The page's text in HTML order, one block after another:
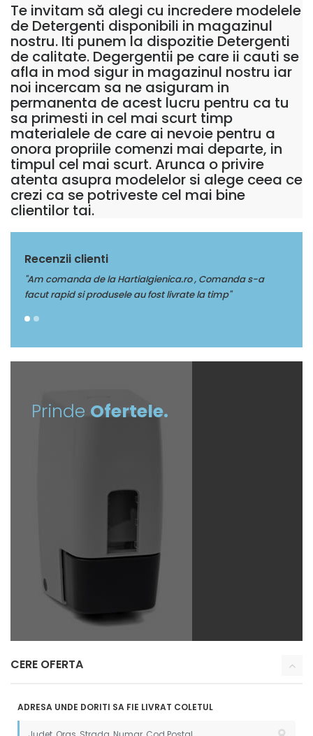
Te invitam să alegi cu incredere modelele
de Detergenti disponibili in magazinul
nostru. Iti punem la dispozitie Detergenti
de calitate. Degergentii pe care ii cauti se
afla in mod sigur in magazinul nostru iar
noi incercam sa ne asiguram in
permanenta de acest lucru pentru ca tu
sa primesti in cel mai scurt timp
materialele de care ai nevoie pentru a
onora propriile comenzi mai departe, in
timpul cel mai scurt. Arunca o privire
atenta asupra modelelor si alege ceea ce
crezi ca se potriveste cel mai bine
clientilor tai.
Recenzii clienti
"Multumim Echipei Soft sense pentru profesionalism"
Prinde Ofertele.
CERE OFERTA
ADRESA UNDE DORITI SA FIE LIVRAT COLETUL